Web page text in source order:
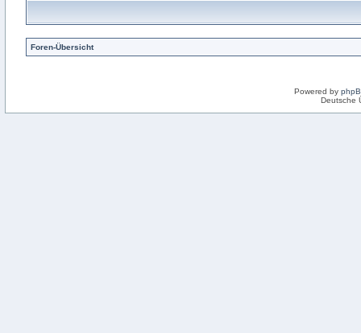
Foren-Übersicht
Powered by
Deutsche